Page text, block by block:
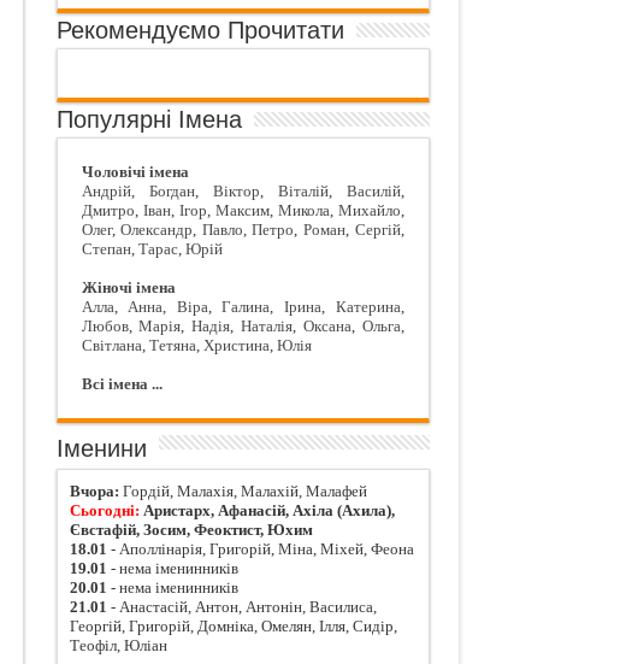
Рекомендуємо Прочитати
Популярні Імена
Чоловічі імена
Андрій, Богдан, Віктор, Віталій, Василій,
Дмитро, Іван, Ігор, Максим, Микола, Михайло,
Олег,Олександр, Павло,Петро, Роман, Сергій,
Степан, Тарас, Юрій
Жіночі імена
Алла,Анна, Віра,Галина, Ірина, Катерина,
Любов,Марія,Надія, Наталія, Оксана, Ольга,
Світлана, Тетяна, Христина, Юлія
Всі імена ...
Іменини
Вчора: Гордій, Малахія, Малахій, Малафей
Сьогодні: Аристарх, Афанасій, Ахіла (Ахила),
Євстафій, Зосим, Феоктист, Юхим
18.01 - Аполлінарія, Григорій, Міна, Міхей, Феона
19.01 - нема іменинників
20.01 - нема іменинників
21.01 - Анастасій, Антон, Антонін, Василиса,
Георгій, Григорій, Домніка, Омелян, Ілля, Сидір,
Теофіл, Юліан